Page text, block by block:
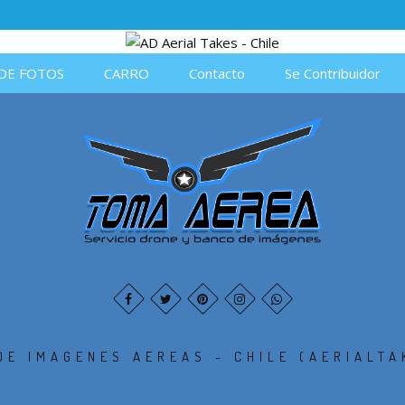
FOTOS CARRO Contacto Se Contribuidor
IMAGENES AEREAS - CHILE